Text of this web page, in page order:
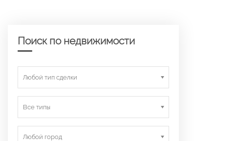
Поиск по недвижимости
Любой тип сделки
Все типы
Любой город